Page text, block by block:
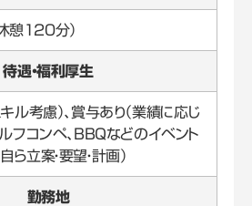
憩120分）
待遇・福利厚生
ル考慮）、賞与あり（業績に応じ
ルフコンペ、BBQなどのイベント
立案・要望・計画）
勤務地